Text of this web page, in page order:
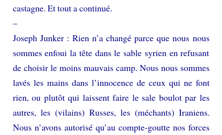
castagne. Et tout a continué.
–
Joseph Junker : Rien n’a changé parce que nous nous
sommes enfoui la tête dans le sable syrien en refusant
de choisir le moins mauvais camp. Nous nous sommes
lavés les mains dans l’innocence de ceux qui ne font
rien, ou plutôt qui laissent faire le sale boulot par les
autres, les (vilains) Russes, les (méchants) Iraniens.
Nous n’avons autorisé qu’au compte-goutte nos forces